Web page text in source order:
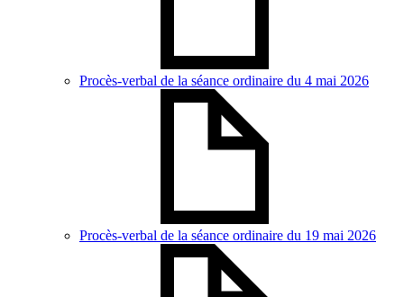
Procès-verbal de la séance ordinaire du 4 mai 2026
Procès-verbal de la séance ordinaire du 19 mai 2026